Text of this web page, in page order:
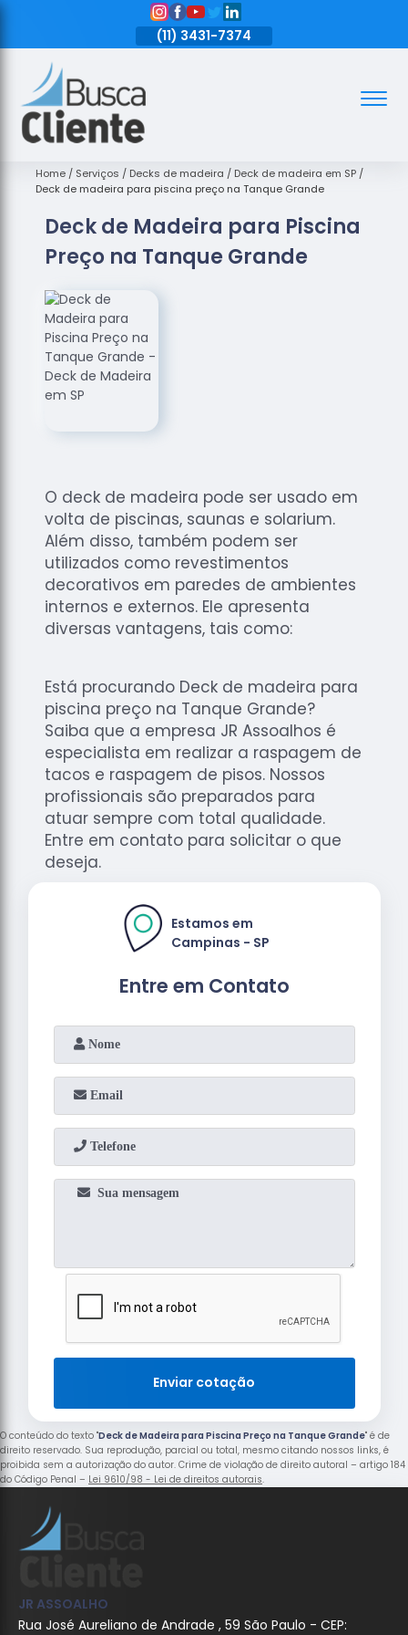
(11) 3431-7374
Assoalhos
de Madeira
Madeira
Empresas
Assoalhos
de Madeira
Loja de
Assoalhos
Raspagem
Assoalhos
Raspagem
de Tacos
de
Madeiras
Raspagens
de Pisos
Madeiras
Home Serviços Decks de madeira
Deck de madeira em SP
Deck de madeira para piscina preço na Tanque Grande
Deck de Madeira para Piscina
Preço na Tanque Grande
O deck de madeira pode ser usado em
volta de piscinas, saunas e solarium.
Além disso, também podem ser
utilizados como revestimentos
decorativos em paredes de ambientes
internos e externos. Ele apresenta
diversas vantagens, tais como:
Está procurando Deck de madeira para
piscina preço na Tanque Grande?
Saiba que a empresa JR Assoalhos é
especialista em realizar a raspagem de
tacos e raspagem de pisos. Nossos
profissionais são preparados para
atuar sempre com total qualidade.
Entre em contato para solicitar o que
deseja.
Entre em Contato
Estamos em
Campinas - SP
Enviar cotação
O conteúdo do texto "Deck de Madeira para Piscina Preço na Tanque Grande" é de
direito reservado. Sua reprodução, parcial ou total, mesmo citando nossos links, é
proibida sem a autorização do autor. Crime de violação de direito autoral – artigo 184
do Código Penal – Lei 9610/98 - Lei de direitos autorais.
JR ASSOALHO
Rua José Aureliano de Andrade , 59 São Paulo - CEP: